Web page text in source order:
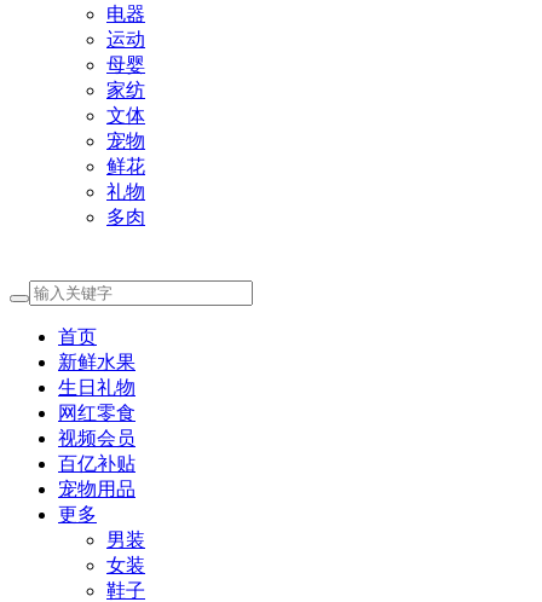
电器
运动
母婴
家纺
文体
宠物
鲜花
礼物
多肉
首页
新鲜水果
生日礼物
网红零食
视频会员
百亿补贴
宠物用品
更多
男装
女装
鞋子